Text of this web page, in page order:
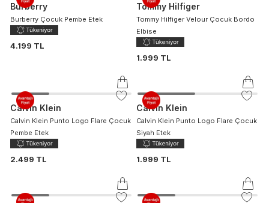
Burberry
Burberry Çocuk Pembe Etek
4.199 TL
Tommy Hilfiger
Tommy Hilfiger Velour Çocuk Bordo
Elbise
1.999 TL
Calvin Klein
Calvin Klein Punto Logo Flare Çocuk
Pembe Etek
2.499 TL
Calvin Klein
Calvin Klein Punto Logo Flare Çocuk
Siyah Etek
1.999 TL